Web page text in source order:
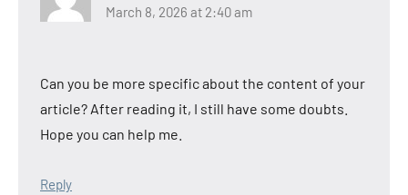
March 8, 2026 at 2:40 am
Can you be more specific about the content of your
article? After reading it, I still have some doubts.
Hope you can help me.
Reply